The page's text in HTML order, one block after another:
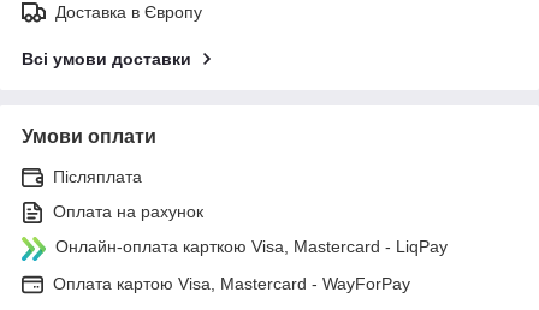
Доставка в Європу
Всі умови доставки
Умови оплати
Післяплата
Оплата на рахунок
Онлайн-оплата карткою Visa, Mastercard - LiqPay
Оплата картою Visa, Mastercard - WayForPay